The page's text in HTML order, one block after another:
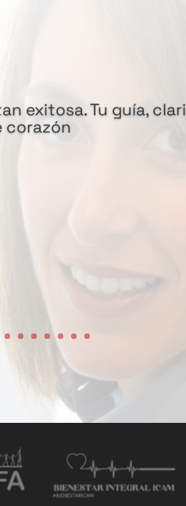
exitosa. Tu guía,
corazón